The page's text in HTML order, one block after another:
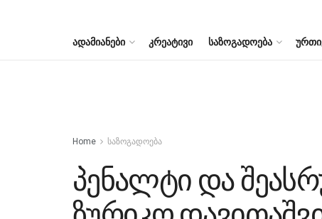
ᲐᲓᲐᲛᲘᲐᲜᲔᲑᲘ ᲙᲠᲔᲐᲢᲘᲕᲘ ᲡᲐᲖᲝᲒᲐᲓᲝᲔᲑᲐ
Home საზოგადოება
პენალტი და